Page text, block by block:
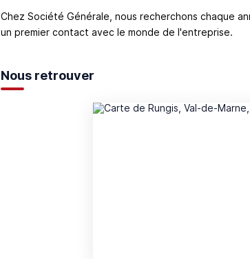
Chez Société Générale, nous recherchons chaque
un premier contact avec le monde de l'entreprise.
Nous retrouver